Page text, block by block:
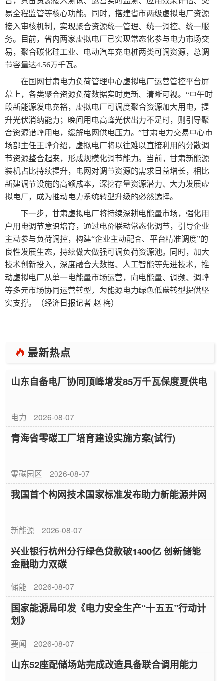
易全程监管等核心功能。同时，搭建省市两级虚拟电厂资源
接入审核机制，实现聚合资源统一管理、统一调控、统一服
务。目前，省内两家虚拟电厂已实现常态化参与电力市场交
易，聚合碳化硅工业、电动汽车充电桩两类可调资源，总调
节容量达4.56万千瓦。
在国网甘肃电力负荷管理中心虚拟电厂运营管控平台屏
幕上，各类聚合资源负荷数据实时更新、清晰可视。“中午时
段新能源发电充裕，虚拟电厂可调度聚合资源加大用电，提
升光伏消纳能力；晚间用电高峰光伏出力不足时，则引导聚
合资源错峰用电，缓解电网供电压力。”甘肃电力交易中心市
场部主任王峰介绍，虚拟电厂将以往难以直接利用的分散调
节资源整合起来，形成规模化调节能力。当前，甘肃新能源
装机占比持续提升，电网对调节资源的需求日益增长，相比
新建调节设施的高额成本，深挖存量资源潜力、大力发展虚
拟电厂，成为推动电力系统转型升级的必然选择。
下一步，甘肃虚拟电厂将持续深耕电能量市场，强化用
户用电调节意识培育，通过电价联动常态化调节，引导企业
主动参与负荷调控，构建“企业主动配合、平台精准调度”的
良性发展生态，持续做大做强可调负荷资源池。同时，加大
技术创新投入，深度融合大数据、人工智能等先进技术，推
动虚拟电厂从单一电能量市场运营，向电能量、调频、调峰
等多元市场协同运营转型，为能源电力绿色低碳转型提供坚
实支撑。（经济日报记者 赵 梅）
最新热点
山东自备电厂协同顶峰增发85万千瓦保度夏供电
电力 2026-08-07
青海省零碳工厂培育建设实施方案(试行)
零碳园区 2026-08-07
我国首个构网技术国家标准发布助力新能源并网
新能源 2026-08-07
兴业银行杭州分行绿色贷款破1400亿 创新储能
金融助力双碳
储能 2026-08-07
国家能源局印发《电力安全生产“十五五”行动计
划》
要闻 2026-08-07
山东52座配储场站完成改造具备联合调用能力